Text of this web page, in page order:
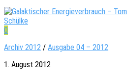
0
Archiv 2012 / Ausgabe 04 – 2012
1. August 2012